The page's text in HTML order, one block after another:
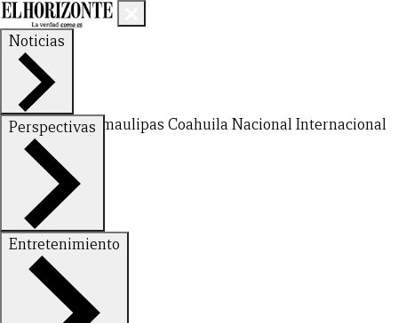
Noticias
Nuevo LeónTamaulipas Coahuila NacionalInternacional
Perspectivas
FinanzasOpinión
Entretenimiento